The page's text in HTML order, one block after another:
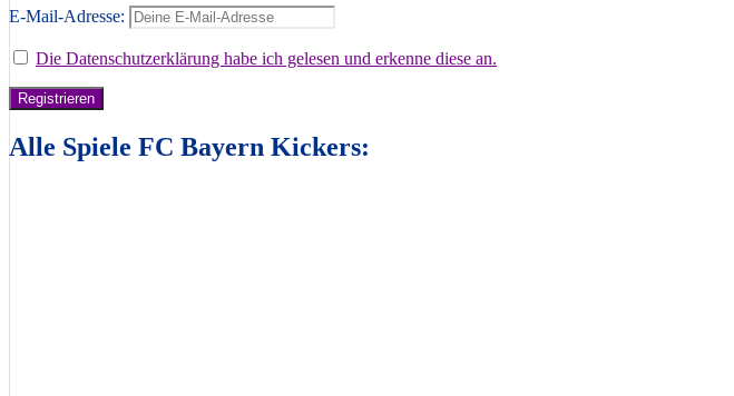
E-Mail-Adresse:
Die Datenschutzerklärung habe ich gelesen und erkenne diese an.
Alle Spiele FC Bayern Kickers: